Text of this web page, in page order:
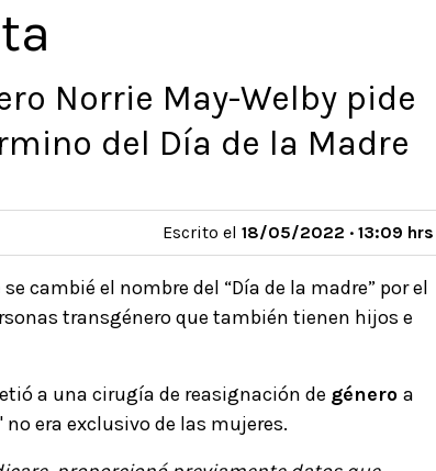
Norrie May-Welby pide
del Día de la Madre
Escrito el 18/05/2022 · 13:09 hrs
cambié el nombre del “Día de la madre” por el
transgénero que también tienen hijos e
a una cirugía de reasignación de género a
era exclusivo de las mujeres.